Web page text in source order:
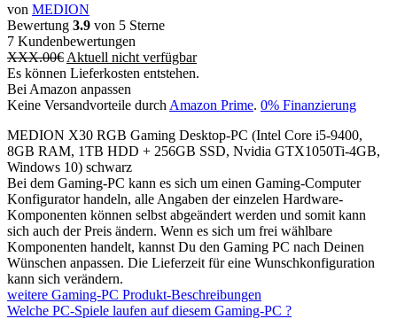
von MEDION
Bewertung 3.9 von 5 Sterne
7 Kundenbewertungen
XXX.00€ Aktuell nicht verfügbar
Es können Lieferkosten entstehen.
Bei Amazon anpassen
Keine Versandvorteile durch Amazon Prime. 0% Finanzierung
MEDION X30 RGB Gaming Desktop-PC (Intel Core i5-9400,
8GB RAM, 1TB HDD + 256GB SSD, Nvidia GTX1050Ti-4GB,
Windows 10) schwarz
Bei dem Gaming-PC kann es sich um einen Gaming-Computer
Konfigurator handeln, alle Angaben der einzelen Hardware-
Komponenten können selbst abgeändert werden und somit kann
sich auch der Preis ändern. Wenn es sich um frei wählbare
Komponenten handelt, kannst Du den Gaming PC nach Deinen
Wünschen anpassen. Die Lieferzeit für eine Wunschkonfiguration
kann sich verändern.
weitere Gaming-PC Produkt-Beschreibungen
Welche PC-Spiele laufen auf diesem Gaming-PC ?